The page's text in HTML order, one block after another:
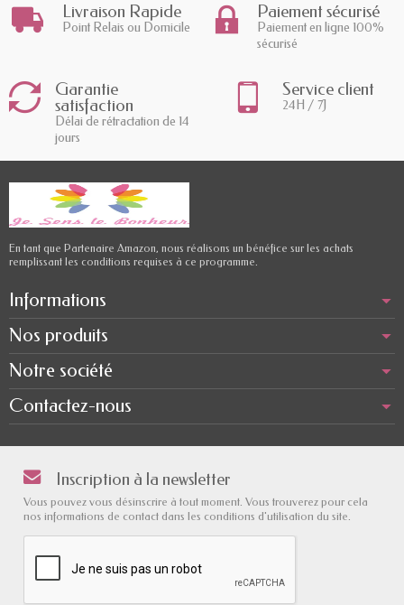
Livraison Rapide
Point Relais ou Domicile
Paiement sécurisé
Paiement en ligne 100%
sécurisé
Garantie
satisfaction
Délai de rétractation de 14
jours
Service client
24H / 7J
En tant que Partenaire Amazon, nous réalisons un bénéfice sur les achats
remplissant les conditions requises à ce programme.
Informations
Nos produits
Notre société
Contactez-nous
Inscription à la newsletter
Vous pouvez vous désinscrire à tout moment. Vous trouverez pour cela
nos informations de contact dans les conditions d'utilisation du site.